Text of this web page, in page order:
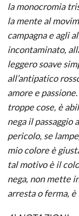
la monocromia
la mente al
campagna e agli
incontaminato,
leggero soave
all’antipatico
amore e
troppe cose, è
nega il passaggio
pericolo, se
mio colore è
tal motivo è il
nega, non mette
arresta o ferma,